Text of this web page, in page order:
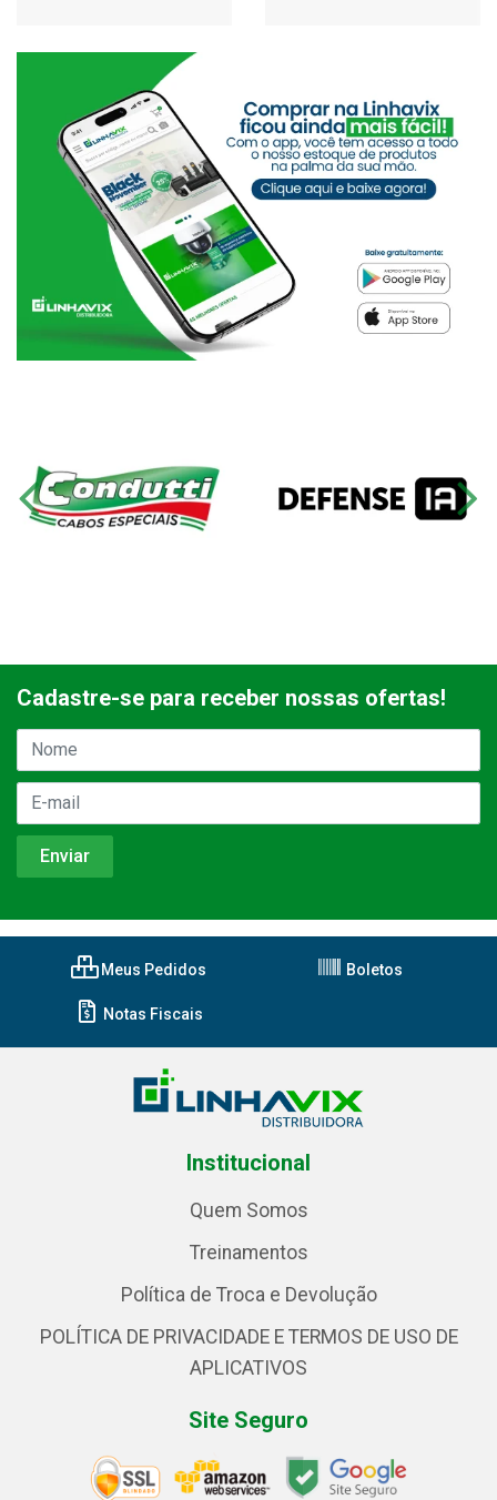
Cadastre-se para receber nossas ofertas!
Meus Pedidos Boletos
Notas Fiscais
Institucional
Quem Somos
Treinamentos
Política de Troca e Devolução
POLÍTICA DE PRIVACIDADE E TERMOS DE USO DE
APLICATIVOS
Site Seguro